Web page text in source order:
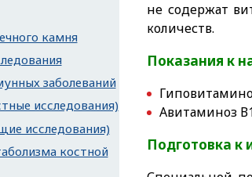
не содержат
количеств.
Показания к
Авитаминоз
Подготовка к
камня
заболеваний
исследования)
исследования)
костной